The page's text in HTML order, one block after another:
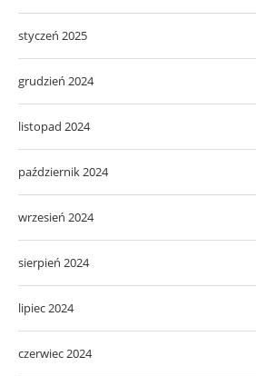
styczeń 2025
grudzień 2024
listopad 2024
październik 2024
wrzesień 2024
sierpień 2024
lipiec 2024
czerwiec 2024